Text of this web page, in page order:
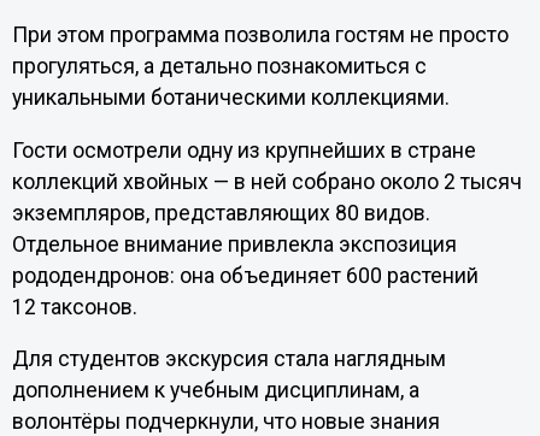
При этом программа позволила гостям не просто
прогуляться, а детально познакомиться с
уникальными ботаническими коллекциями.
Гости осмотрели одну из крупнейших в стране
коллекций хвойных — в ней собрано около 2 тысяч
экземпляров, представляющих 80 видов.
Отдельное внимание привлекла экспозиция
рододендронов: она объединяет 600 растений
12 таксонов.
Для студентов экскурсия стала наглядным
дополнением к учебным дисциплинам, а
волонтёры подчеркнули, что новые знания